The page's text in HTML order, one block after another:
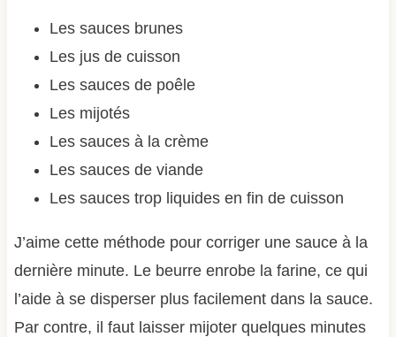
Les sauces brunes
Les jus de cuisson
Les sauces de poêle
Les mijotés
Les sauces à la crème
Les sauces de viande
Les sauces trop liquides en fin de cuisson
J’aime cette méthode pour corriger une sauce à la
dernière minute. Le beurre enrobe la farine, ce qui
l’aide à se disperser plus facilement dans la sauce.
Par contre, il faut laisser mijoter quelques minutes